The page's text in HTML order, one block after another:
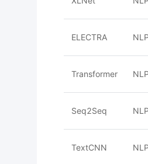
ELECTRA
Transformer
Seq2Seq
TextCNN